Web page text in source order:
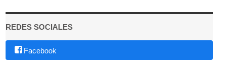
REDES SOCIALES
Facebook